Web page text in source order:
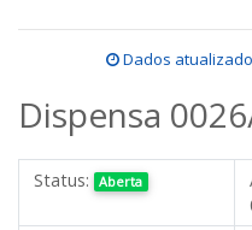
Dados
Dispensa
Status: Aberta